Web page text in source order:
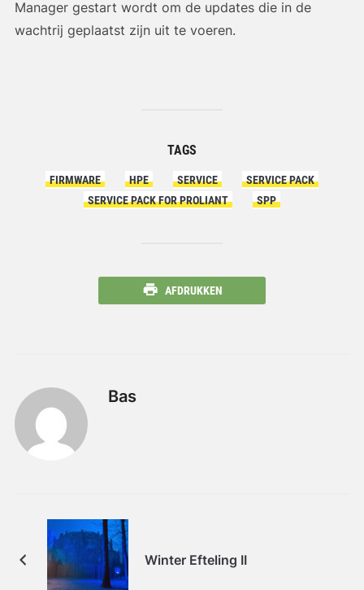
Manager gestart wordt om de updates die in de
wachtrij geplaatst zijn uit te voeren.
TAGS
FIRMWARE HPE SERVICE
SERVICE PACK
SERVICE PACK FOR PROLIANT
SPP
AFDRUKKEN
Bas
Winter Efteling II